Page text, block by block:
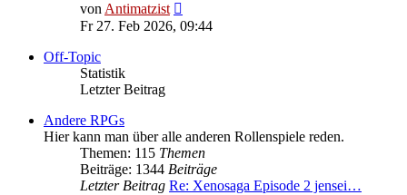
vonAntimatzist
Beitrag
Fr 27. Feb 2026, 09:44
Off-Topic
Statistik
Letzter Beitrag
Andere RPGs
Hier kann man über alle anderen Rollenspiele reden.
Themen: 115 Themen
Beiträge: 1344 Beiträge
Letzter Beitrag Re: Xenosaga Episode 2 jensei…